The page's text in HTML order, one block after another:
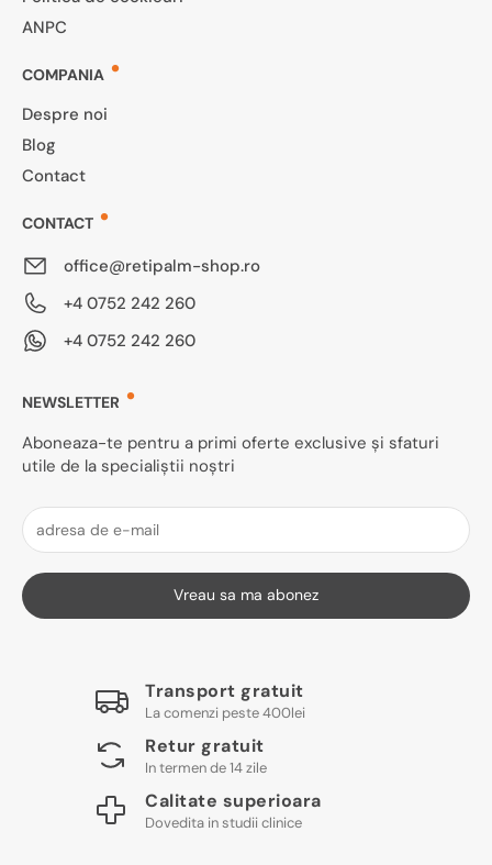
ANPC
COMPANIA
Despre noi
Blog
Contact
CONTACT
office@retipalm-shop.ro
+4 0752 242 260
+4 0752 242 260
NEWSLETTER
Aboneaza-te pentru a primi oferte exclusive și sfaturi
utile de la specialiștii noștri
Vreau sa ma abonez
Transport gratuit
La comenzi peste 400lei
Retur gratuit
In termen de 14 zile
Calitate superioara
Dovedita in studii clinice